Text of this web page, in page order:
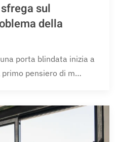
sul
della
porta blindata inizia a
pensiero di m…